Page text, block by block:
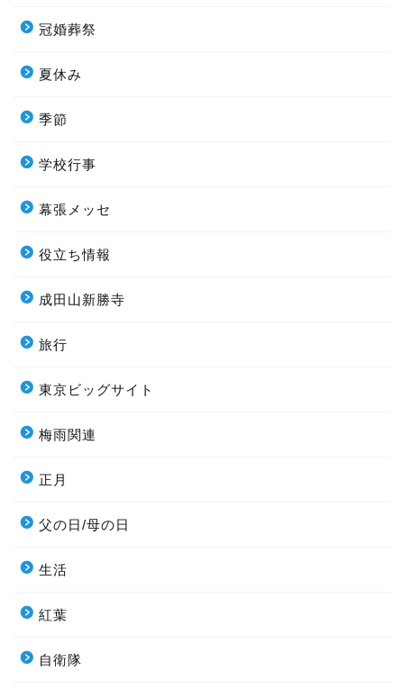
冠婚葬祭
夏休み
季節
学校行事
幕張メッセ
役立ち情報
成田山新勝寺
旅行
東京ビッグサイト
梅雨関連
正月
父の日/母の日
生活
紅葉
自衛隊